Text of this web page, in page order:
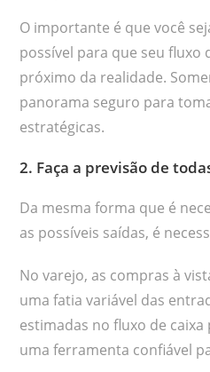
O importante é que você
possível para que seu fluxo
próximo da realidade.
panorama seguro para
estratégicas.
2. Faça a previsão de
Da mesma forma que é
as possíveis saídas, é
No varejo, as compras à
uma fatia variável das
estimadas no fluxo de
uma ferramenta confiável